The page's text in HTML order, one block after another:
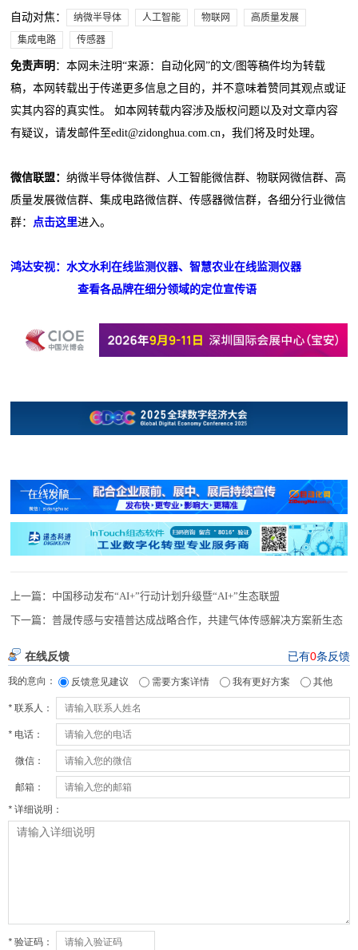
自动对焦： 纳微半导体 人工智能 物联网
高质量发展
集成电路
传感器
免责声明 ：本网未注明“来源：自动化网”的文/图等稿件均为转载
稿，本网转载出于传递更多信息之目的，并不意味着赞同其观点或证
实其内容的真实性。 如本网转载内容涉及版权问题以及对文章内容
有疑议，请发邮件至edit@zidonghua.com.cn，我们将及时处理。
微信联盟：纳微半导体微信群、人工智能微信群、物联网微信群、高
质量发展微信群、集成电路微信群、传感器微信群，各细分行业微信
群： 点击这里进入。
鸿达安视：水文水利在线监测仪器、智慧农业在线监测仪器
查看各品牌在细分领域的定位宣传语
上一篇： 中国移动发布“AI+”行动计划升级暨“AI+”生态联盟
下一篇：普晟传感与安禧普达成战略合作，共建气体传感解决方案新生态